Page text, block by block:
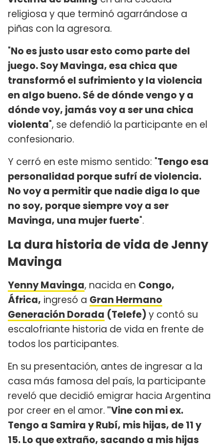
religiosa y que terminó agarrándose a
piñas con la agresora.
"No es justo usar esto como parte del
juego. Soy Mavinga, esa chica que
transformó el sufrimiento y la violencia
en algo bueno. Sé de dónde vengo y a
dónde voy, jamás voy a ser una chica
violenta", se defendió la participante en el
confesionario.
Y cerró en este mismo sentido: "Tengo esa
personalidad porque sufrí de violencia.
No voy a permitir que nadie diga lo que
no soy, porque siempre voy a ser
Mavinga, una mujer fuerte".
La dura historia de vida de Jenny
Mavinga
Yenny Mavinga, nacida en Congo,
África, ingresó a Gran Hermano
Generación Dorada (Telefe)y contó su
escalofriante historia de vida en frente de
todos los participantes.
En su presentación, antes de ingresar a la
casa más famosa del país, la participante
reveló que decidió emigrar hacia Argentina
por creer en el amor. "Vine con mi ex.
Tengo a Samira y Rubí, mis hijas, de 11 y
15. Lo que extraño, sacando a mis hijas